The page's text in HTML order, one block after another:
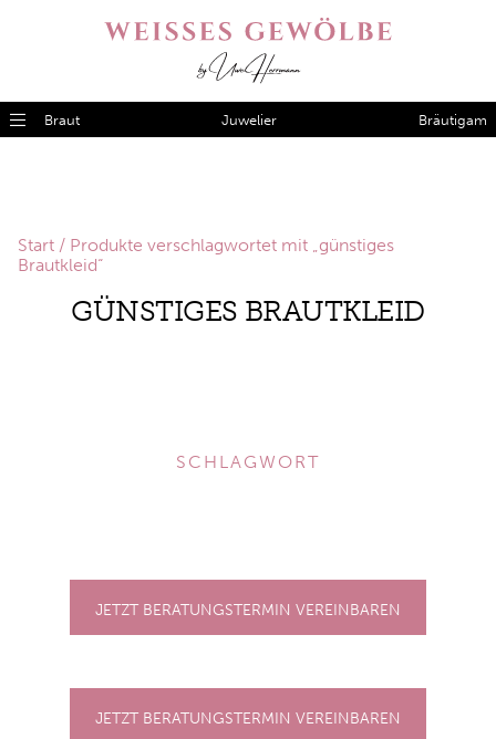
Braut Juwelier Bräutigam
Start / Produkte verschlagwortet mit „günstiges
Brautkleid“
GÜNSTIGES BRAUTKLEID
SCHLAGWORT
JETZT BERATUNGSTERMIN VEREINBAREN
JETZT BERATUNGSTERMIN VEREINBAREN